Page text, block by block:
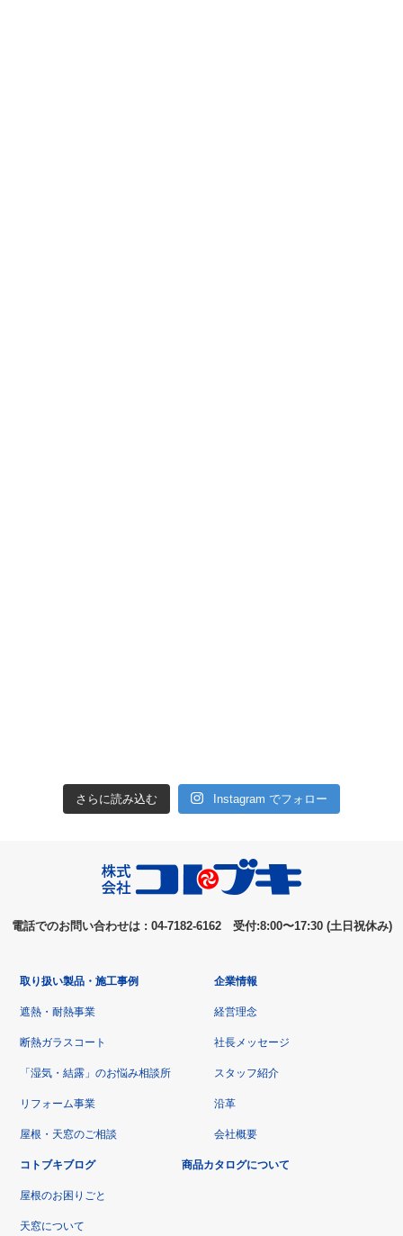
さらに読み込む Instagram でフォロー
電話でのお問い合わせは : 04-7182-6162 受付:8:00〜17:30 (土日祝休み)
取り扱い製品・施工事例
遮熱・耐熱事業
断熱ガラスコート
「湿気・結露」のお悩み相談所
リフォーム事業
屋根・天窓のご相談
企業情報
経営理念
社長メッセージ
スタッフ紹介
沿革
会社概要
コトブキブログ
屋根のお困りごと
天窓について
商品カタログについて